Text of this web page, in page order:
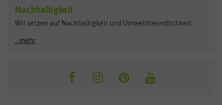
Heizmatte & Heizkabel
Kokos-Quelltabletten
Zimmergewächshaus
Carl Pabst
Florissa
Flortis
Franchi Sementi
Hortitops
JUB Holland
Nachhaltigkeit
Wir setzen auf Nachhaltigkeit und Umweltfreundlichkeit.
...mehr